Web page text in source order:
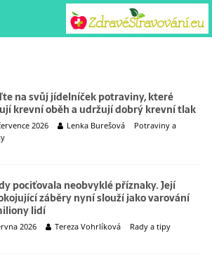
na svůj jídelníček potraviny, které
krevní oběh a udržují dobrý krevní tlak
2026 Lenka Burešová
Potraviny a
pociťovala neobvyklé příznaky. Její
záběry nyní slouží jako varování
lidí
2026 Tereza Vohrlíková Rady a tipy